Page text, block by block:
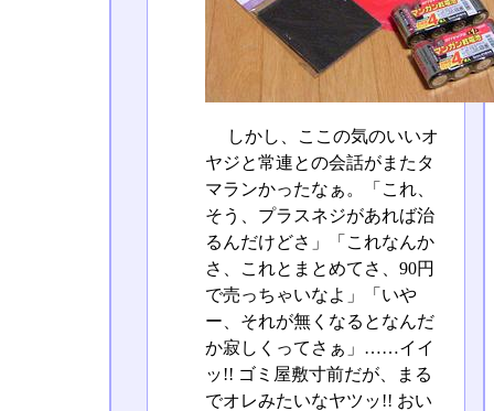
しかし、ここの気のいいオ
ヤジと常連との会話がまたタ
マランかったなぁ。「これ、
そう、プラスネジがあれば治
るんだけどさ」「これなんか
さ、これとまとめてさ、90円
で売っちゃいなよ」「いや
ー、それが無くなるとなんだ
か寂しくってさぁ」……イイ
ッ!! ゴミ屋敷寸前だが、まる
でオレみたいなヤツッ!! おい